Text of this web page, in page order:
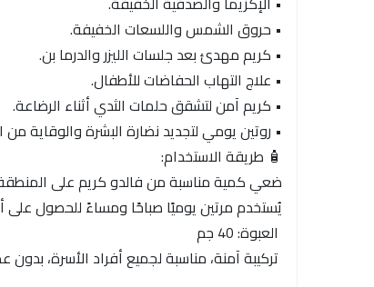
• حروق الشمس واللسعات الخفيفة.
• كريم مهدئ بعد جلسات الليزر والدرما بن.
• علاج التهاب الحفاضات للأطفال.
• كريم آمن لتشقق حلمات الثدي أثناء الرضاعة.
• روتين يومي لتجديد نضارة البشرة والوقاية من
🧴 طريقة الاستخدام:
ضعي كمية مناسبة من فالدو كريم على
يُستخدم مرتين يوميًا صباحًا ومساءً للحصول على
العبوة: 40 جم
تركيبة آمنة، مناسبة لجميع أفراد الأسرة،